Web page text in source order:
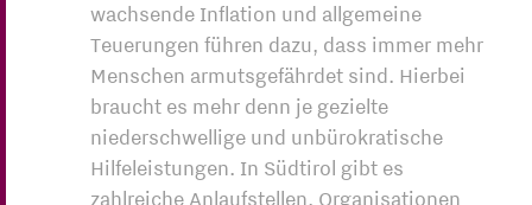
wachsende Inflation und allgemeine
Teuerungen führen dazu, dass immer mehr
Menschen armutsgefährdet sind. Hierbei
braucht es mehr denn je gezielte
niederschwellige und unbürokratische
Hilfeleistungen. In Südtirol gibt es
zahlreiche Anlaufstellen, Organisationen